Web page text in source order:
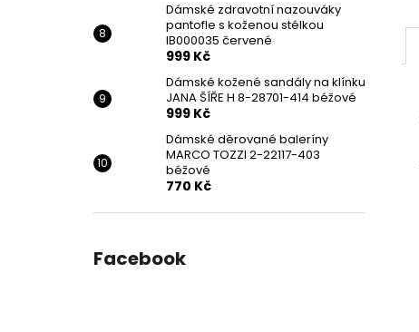
Dámské zdravotní nazouváky
pantofle s koženou stélkou
IB000035 červené
999 Kč
Dámské kožené sandály na klínku
JANA ŠÍŘE H 8-28701-414 béžové
999 Kč
Dámské děrované baleríny
MARCO TOZZI 2-22117-403
béžové
770 Kč
Facebook